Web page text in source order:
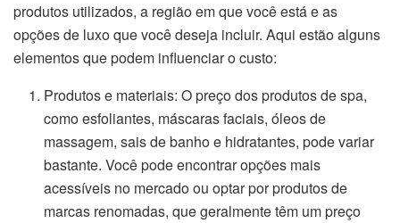
produtos utilizados, a região em que você está e as
opções de luxo que você deseja incluir. Aqui estão alguns
elementos que podem influenciar o custo:
Produtos e materiais: O preço dos produtos de spa,
como esfoliantes, máscaras faciais, óleos de
massagem, sais de banho e hidratantes, pode variar
bastante. Você pode encontrar opções mais
acessíveis no mercado ou optar por produtos de
marcas renomadas, que geralmente têm um preço